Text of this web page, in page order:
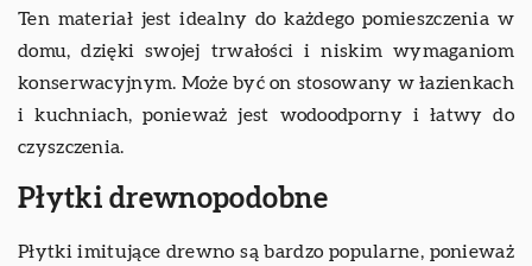
Ten materiał jest idealny do każdego pomieszczenia w
domu, dzięki swojej trwałości i niskim wymaganiom
konserwacyjnym. Może być on stosowany w łazienkach
i kuchniach, ponieważ jest wodoodporny i łatwy do
czyszczenia.
Płytki drewnopodobne
Płytki imitujące drewno są bardzo popularne, ponieważ